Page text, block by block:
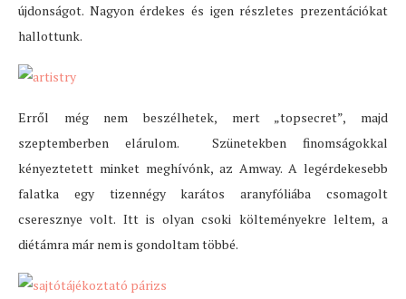
újdonságot. Nagyon érdekes és igen részletes prezentációkat
hallottunk.
Erről még nem beszélhetek, mert „topsecret”, majd
szeptemberben elárulom. Szünetekben finomságokkal
kényeztetett minket meghívónk, az Amway. A legérdekesebb
falatka egy tizennégy karátos aranyfóliába csomagolt
cseresznye volt. Itt is olyan csoki költeményekre leltem, a
diétámra már nem is gondoltam többé.